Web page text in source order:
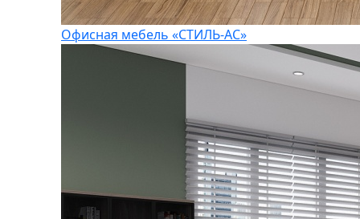
Офисная мебель «СТИЛЬ-АС»